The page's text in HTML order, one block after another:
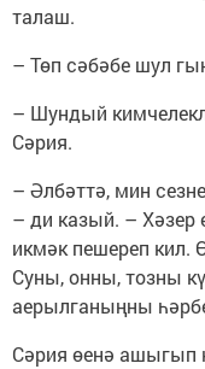
талаш.
– Төп сәбәбе шул
– Шундый
Сәрия.
– Әлбәттә, мин
– ди казый. – Хәзер
икмәк пешереп кил.
Суны, онны, тозны
аерылганыңны
Сәрия өенә ашыгып